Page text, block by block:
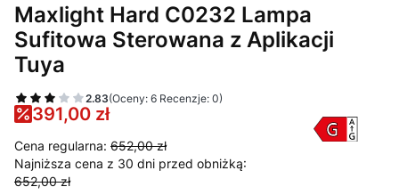
Maxlight Hard C0232 Lampa
Sufitowa Sterowana z Aplikacji
Tuya
2.83(Oceny: 6 Recenzje: 0)
391,00 zł
Cena regularna: 652,00 zł
Najniższa cena z 30 dni przed obniżką:
652,00 zł